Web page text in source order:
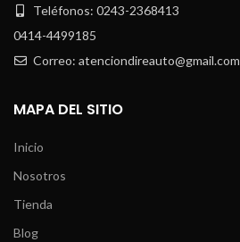
Teléfonos: 0243-2368413
0414-4499185
Correo: atenciondireauto@gmail.com
MAPA DEL SITIO
Inicio
Nosotros
Tienda
Blog